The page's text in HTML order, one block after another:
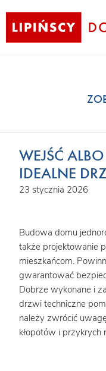
WEJŚĆ
IDEALNE
23 stycznia 2026
Budowa domu
także projektowanie
mieszkańcom.
gwarantować
Dobrze wykonane i
drzwi techniczne
należy zwrócić
kłopotów i przykrych